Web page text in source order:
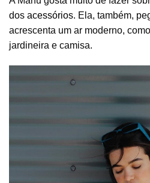
dos acessórios. Ela, também,
acrescenta um ar moderno,
jardineira e camisa.